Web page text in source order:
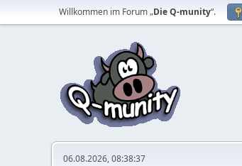
Willkommen im Forum „Die Q-munity“.
06.08.2026, 08:38:37